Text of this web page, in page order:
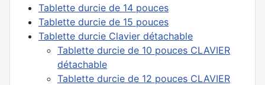
Tablette durcie de 14 pouces
Tablette durcie de 15 pouces
Tablette durcie Clavier détachable
Tablette durcie de 10 pouces CLAVIER
détachable
Tablette durcie de 12 pouces CLAVIER